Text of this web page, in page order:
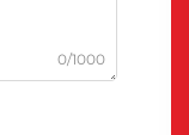
0/1000